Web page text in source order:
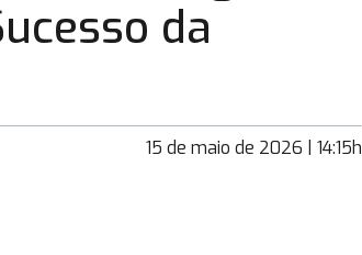
da
15 de maio de 2026 | 14:15h